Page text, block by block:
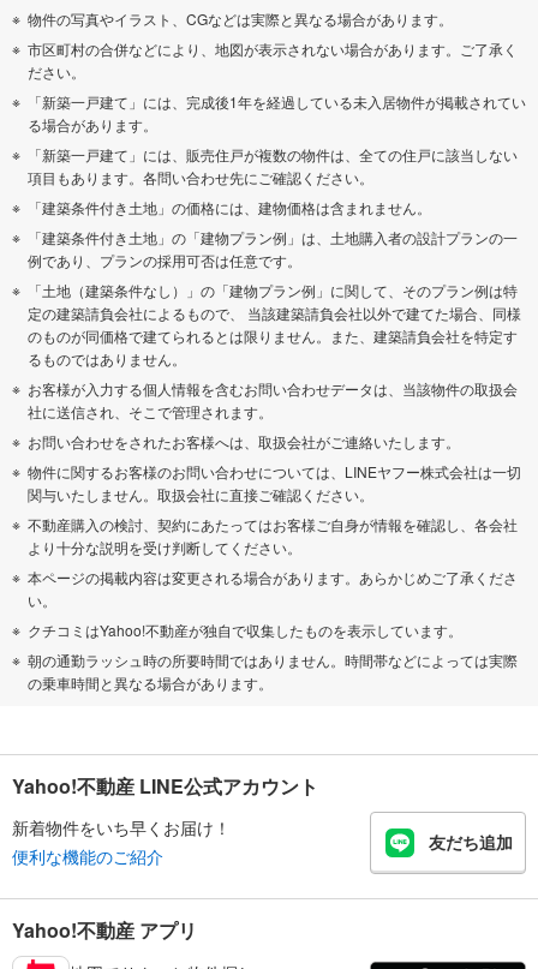
物件の写真やイラスト、CGなどは実際と異なる場合があります。
市区町村の合併などにより、地図が表示されない場合があります。ご了承く
ださい。
「新築一戸建て」には、完成後1年を経過している未入居物件が掲載されてい
る場合があります。
「新築一戸建て」には、販売住戸が複数の物件は、全ての住戸に該当しない
項目もあります。各問い合わせ先にご確認ください。
「建築条件付き土地」の価格には、建物価格は含まれません。
「建築条件付き土地」の「建物プラン例」は、土地購入者の設計プランの一
例であり、プランの採用可否は任意です。
「土地（建築条件なし）」の「建物プラン例」に関して、そのプラン例は特
定の建築請負会社によるもので、 当該建築請負会社以外で建てた場合、同様
のものが同価格で建てられるとは限りません。また、建築請負会社を特定す
るものではありません。
お客様が入力する個人情報を含むお問い合わせデータは、当該物件の取扱会
社に送信され、そこで管理されます。
お問い合わせをされたお客様へは、取扱会社がご連絡いたします。
物件に関するお客様のお問い合わせについては、LINEヤフー株式会社は一切
関与いたしません。取扱会社に直接ご確認ください。
不動産購入の検討、契約にあたってはお客様ご自身が情報を確認し、各会社
より十分な説明を受け判断してください。
本ページの掲載内容は変更される場合があります。あらかじめご了承くださ
い。
クチコミはYahoo!不動産が独自で収集したものを表示しています。
朝の通勤ラッシュ時の所要時間ではありません。時間帯などによっては実際
の乗車時間と異なる場合があります。
Yahoo!不動産 LINE公式アカウント
新着物件をいち早くお届け！
便利な機能のご紹介
友だち追加
Yahoo!不動産 アプリ